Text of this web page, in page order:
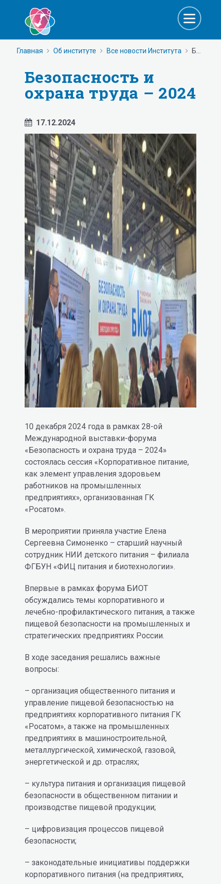
Главная Об институте Все новости Института
Безопасность и
охрана труда – 2024
17.12.2024
10 декабря 2024 года в рамках 28-ой
Международной выставки-форума
«Безопасность и охрана труда – 2024»
состоялась сессия «Корпоративное питание,
как элемент управления здоровьем
работников на промышленных
предприятиях», организованная ГК
«Росатом».
В мероприятии приняла участие Елена
Сергеевна Симоненко – старший научный
сотрудник НИИ детского питания – филиала
ФГБУН «ФИЦ питания и биотехнологии».
Впервые в рамках форума БИОТ
обсуждались темы корпоративного и
лечебно-профилактического питания, а также
пищевой безопасности на промышленных и
стратегических предприятиях России.
В ходе заседания решались важные
вопросы:
– организация общественного питания и
управление пищевой безопасностью на
предприятиях корпоративного питания ГК
«Росатом», а также на промышленных
предприятиях в машиностроительной,
металлургической, химической, газовой,
энергетической и др. отраслях;
– культура питания и организация пищевой
безопасности в общественном питании и
производстве пищевой продукции;
– цифровизация процессов пищевой
безопасности;
– законодательные инициативы поддержки
корпоративного питания (на предприятиях,